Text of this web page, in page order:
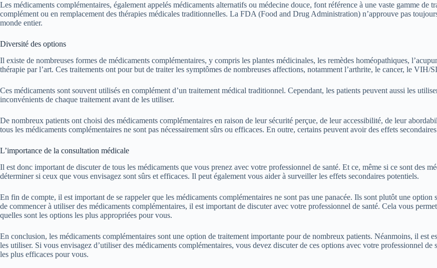
Les médicaments complémentaires, également appelés médicaments alternatifs ou médecine douce, font référence à une vaste gamme
complément ou en remplacement des thérapies médicales traditionnelles. La FDA (Food and Drug Administration) n’approuve pas
monde entier.
Diversité des options
Il existe de nombreuses formes de médicaments complémentaires, y compris les plantes médicinales, les remèdes homéopathiques,
thérapie par l’art. Ces traitements ont pour but de traiter les symptômes de nombreuses affections, notamment l’arthrite, le cancer, le VIH/
Ces médicaments sont souvent utilisés en complément d’un traitement médical traditionnel. Cependant, les patients peuvent aussi les
inconvénients de chaque traitement avant de les utiliser.
De nombreux patients ont choisi des médicaments complémentaires en raison de leur sécurité perçue, de leur accessibilité, de leur
tous les médicaments complémentaires ne sont pas nécessairement sûrs ou efficaces. En outre, certains peuvent avoir des effets
L’importance de la consultation médicale
Il est donc important de discuter de tous les médicaments que vous prenez avec votre professionnel de santé. Et ce, même si ce sont des
déterminer si ceux que vous envisagez sont sûrs et efficaces. Il peut également vous aider à surveiller les effets secondaires potentiels.
En fin de compte, il est important de se rappeler que les médicaments complémentaires ne sont pas une panacée. Ils sont plutôt une
de commencer à utiliser des médicaments complémentaires, il est important de discuter avec votre professionnel de santé. Cela vous
quelles sont les options les plus appropriées pour vous.
En conclusion, les médicaments complémentaires sont une option de traitement importante pour de nombreux patients. Néanmoins, il est
les utiliser. Si vous envisagez d’utiliser des médicaments complémentaires, vous devez discuter de ces options avec votre professionnel
les plus efficaces pour vous.